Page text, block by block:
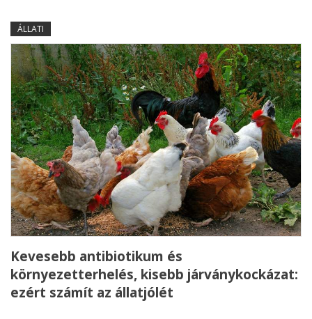
ÁLLATI
Kevesebb antibiotikum és
környezetterhelés, kisebb járványkockázat:
ezért számít az állatjólét